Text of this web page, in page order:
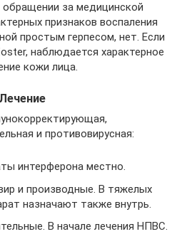
за медицинской
признаков воспаления
простым герпесом, нет. Если
наблюдается характерное
кожи лица.
Лечение
и противовирусная:
интерферона местно.
и производные. В тяжелых
назначают также внутрь.
В начале лечения НПВС.